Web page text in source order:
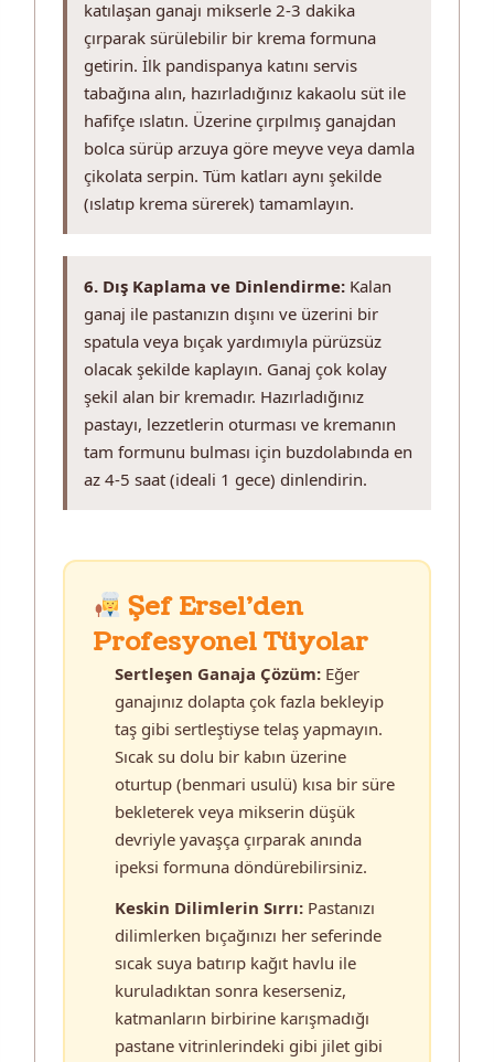
katılaşan ganajı mikserle 2-3 dakika
çırparak sürülebilir bir krema formuna
getirin. İlk pandispanya katını servis
tabağına alın, hazırladığınız kakaolu süt ile
hafifçe ıslatın. Üzerine çırpılmış ganajdan
bolca sürüp arzuya göre meyve veya damla
çikolata serpin. Tüm katları aynı şekilde
(ıslatıp krema sürerek) tamamlayın.
6. Dış Kaplama ve Dinlendirme: Kalan
ganaj ile pastanızın dışını ve üzerini bir
spatula veya bıçak yardımıyla pürüzsüz
olacak şekilde kaplayın. Ganaj çok kolay
şekil alan bir kremadır. Hazırladığınız
pastayı, lezzetlerin oturması ve kremanın
tam formunu bulması için buzdolabında en
az 4-5 saat (ideali 1 gece) dinlendirin.
Şef Ersel’den
Profesyonel Tüyolar
Sertleşen Ganaja Çözüm: Eğer
ganajınız dolapta çok fazla bekleyip
taş gibi sertleştiyse telaş yapmayın.
Sıcak su dolu bir kabın üzerine
oturtup (benmari usulü) kısa bir süre
bekleterek veya mikserin düşük
devriyle yavaşça çırparak anında
ipeksi formuna döndürebilirsiniz.
Keskin Dilimlerin Sırrı: Pastanızı
dilimlerken bıçağınızı her seferinde
sıcak suya batırıp kağıt havlu ile
kuruladıktan sonra keserseniz,
katmanların birbirine karışmadığı
pastane vitrinlerindeki gibi jilet gibi